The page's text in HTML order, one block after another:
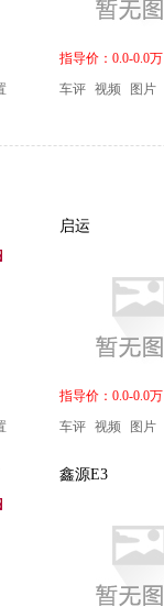
指导价：0.0-0.0万
车评 视频 图片
启运
指导价：0.0-0.0万
车评 视频 图片
鑫源E3